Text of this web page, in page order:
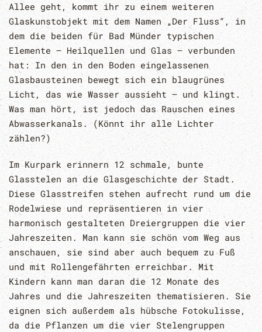
Allee geht, kommt ihr zu einem weiteren
Glaskunstobjekt mit dem Namen „Der Fluss“, in
dem die beiden für Bad Münder typischen
Elemente – Heilquellen und Glas – verbunden
hat: In den in den Boden eingelassenen
Glasbausteinen bewegt sich ein blaugrünes
Licht, das wie Wasser aussieht – und klingt.
Was man hört, ist jedoch das Rauschen eines
Abwasserkanals. (Könnt ihr alle Lichter
zählen?)
Im Kurpark erinnern 12 schmale, bunte
Glasstelen an die Glasgeschichte der Stadt.
Diese Glasstreifen stehen aufrecht rund um die
Rodelwiese und repräsentieren in vier
harmonisch gestalteten Dreiergruppen die vier
Jahreszeiten. Man kann sie schön vom Weg aus
anschauen, sie sind aber auch bequem zu Fuß
und mit Rollengefährten erreichbar. Mit
Kindern kann man daran die 12 Monate des
Jahres und die Jahreszeiten thematisieren. Sie
eignen sich außerdem als hübsche Fotokulisse,
da die Pflanzen um die vier Stelengruppen